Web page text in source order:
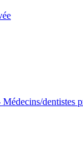
dentistes